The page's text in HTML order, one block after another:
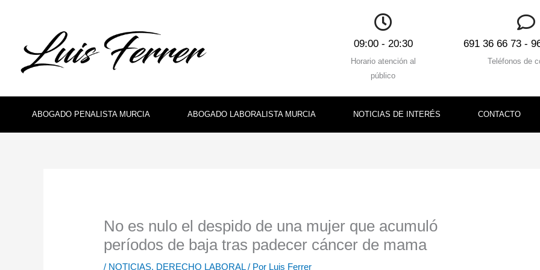
09:00 - 20:30
Horario atención al
público
691 36 66 73 -
Teléfonos de
ABOGADO PENALISTA MURCIA ABOGADO LABORALISTA MURCIA NOTICIAS DE INTERÉS CONTACTO
No es nulo el despido de una mujer que acumuló
períodos de baja tras padecer cáncer de mama
/ NOTICIAS, DERECHO LABORAL/ Por Luis Ferrer